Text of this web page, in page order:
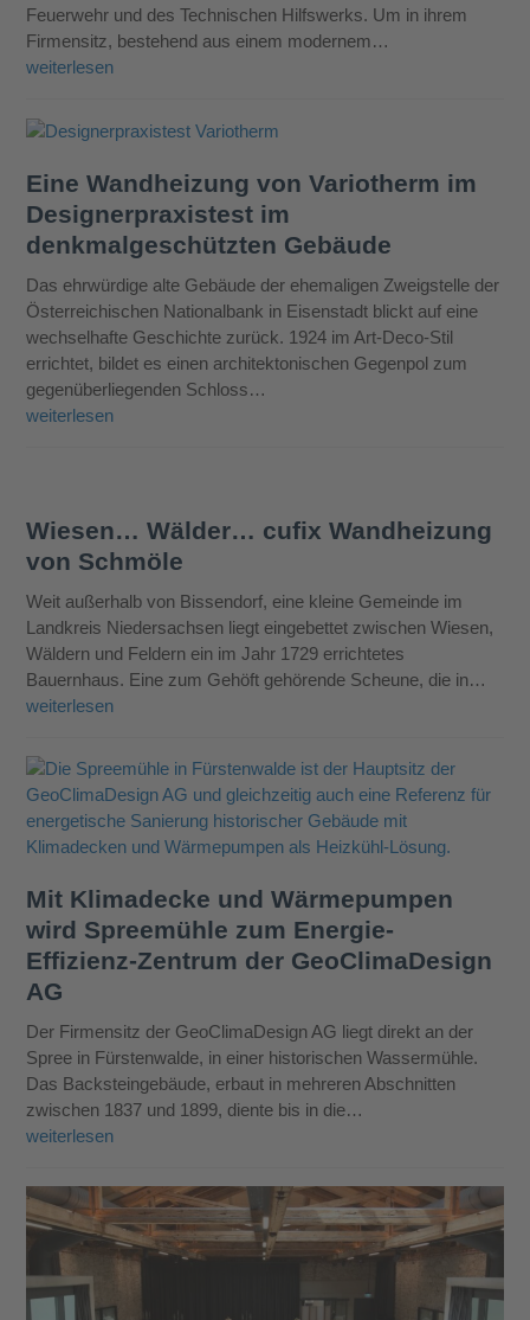
Feuerwehr und des Technischen Hilfswerks. Um in ihrem
Firmensitz, bestehend aus einem modernem…
weiterlesen
Eine Wandheizung von Variotherm im
Designerpraxistest im
denkmalgeschützten Gebäude
Das ehrwürdige alte Gebäude der ehemaligen Zweigstelle der
Österreichischen Nationalbank in Eisenstadt blickt auf eine
wechselhafte Geschichte zurück. 1924 im Art-Deco-Stil
errichtet, bildet es einen architektonischen Gegenpol zum
gegenüberliegenden Schloss…
weiterlesen
Wiesen… Wälder… cufix Wandheizung
von Schmöle
Weit außerhalb von Bissendorf, eine kleine Gemeinde im
Landkreis Niedersachsen liegt eingebettet zwischen Wiesen,
Wäldern und Feldern ein im Jahr 1729 errichtetes
Bauernhaus. Eine zum Gehöft gehörende Scheune, die in…
weiterlesen
Mit Klimadecke und Wärmepumpen
wird Spreemühle zum Energie-
Effizienz-Zentrum der GeoClimaDesign
AG
Der Firmensitz der GeoClimaDesign AG liegt direkt an der
Spree in Fürstenwalde, in einer historischen Wassermühle.
Das Backsteingebäude, erbaut in mehreren Abschnitten
zwischen 1837 und 1899, diente bis in die…
weiterlesen